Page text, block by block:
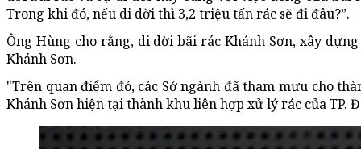
Trong khi đó, nếu di dời thì 3,2 triệu tấn rác sẽ đi đâu?”.
Ông Hùng cho rằng, di dời bãi rác Khánh Sơn, xây
Khánh Sơn.
"Trên quan điểm đó, các Sở ngành đã tham mưu cho
Khánh Sơn hiện tại thành khu liên hợp xử lý rác của TP.